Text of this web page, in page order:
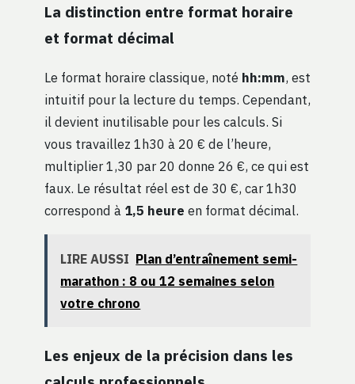
La distinction entre format horaire
et format décimal
Le format horaire classique, noté hh:mm, est
intuitif pour la lecture du temps. Cependant,
il devient inutilisable pour les calculs. Si
vous travaillez 1h30 à 20 € de l’heure,
multiplier 1,30 par 20 donne 26 €, ce qui est
faux. Le résultat réel est de 30 €, car 1h30
correspond à 1,5 heure en format décimal.
LIRE AUSSI Plan d’entraînement semi-
marathon : 8 ou 12 semaines selon
votre chrono
Les enjeux de la précision dans les